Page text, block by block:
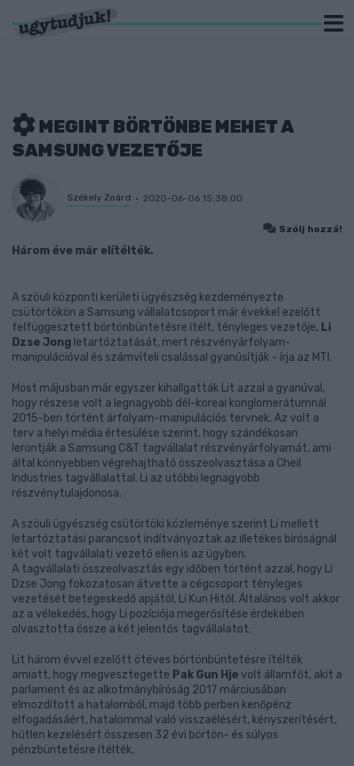
MEGINT BÖRTÖNBE MEHET A
SAMSUNG VEZETŐJE
Székely Zoárd 2020-06-06 15:38:00
Szólj hozzá!
Három éve már elítélték.
A szöuli központi kerületi ügyészség kezdeményezte
csütörtökön a Samsung vállalatcsoport már évekkel ezelőtt
felfüggesztett börtönbüntetésre ítélt, tényleges vezetője, Li
Dzse Jong letartóztatását, mert részvényárfolyam-
manipulációval és számviteli csalással gyanúsítják - írja az MTI.
Most májusban már egyszer kihallgatták Lit azzal a gyanúval,
hogy részese volt a legnagyobb dél-koreai konglomerátumnál
2015-ben történt árfolyam-manipulációs tervnek. Az volt a
terv a helyi média értesülése szerint, hogy szándékosan
lerontják a Samsung C&T tagvállalat részvényárfolyamát, ami
által könnyebben végrehajtható összeolvasztása a Cheil
Industries tagvállalattal. Li az utóbbi legnagyobb
részvénytulajdonosa.
A szöuli ügyészség csütörtöki közleménye szerint Li mellett
letartóztatási parancsot indítványoztak az illetékes bíróságnál
két volt tagvállalati vezető ellen is az ügyben.
A tagvállalati összeolvasztás egy időben történt azzal, hogy Li
Dzse Jong fokozatosan átvette a cégcsoport tényleges
vezetését betegeskedő apjától, Li Kun Hitől. Általános volt akkor
az a vélekedés, hogy Li pozíciója megerősítése érdekében
olvasztotta össze a két jelentős tagvállalatot.
Lit három évvel ezelőtt ötéves börtönbüntetésre ítélték
amiatt, hogy megvesztegette Pak Gun Hjevolt államfőt, akit a
parlament és az alkotmánybíróság 2017 márciusában
elmozdított a hatalomból, majd több perben kenőpénz
elfogadásáért, hatalommal való visszaélésért, kényszerítésért,
hűtlen kezelésért összesen 32 évi börtön- és súlyos
pénzbüntetésre ítélték.